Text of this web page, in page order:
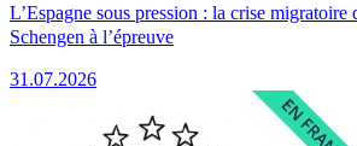
L’Espagne sous pression : la crise migratoire
Schengen à l’épreuve
31.07.2026